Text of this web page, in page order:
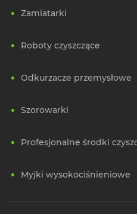
Zamiatarki
Roboty czyszczące
Odkurzacze przemysłowe
Szorowarki
Profesjonalne środki
Myjki wysokociśnieniowe